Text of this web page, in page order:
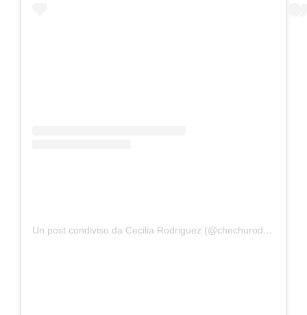
Un post condiviso da Cecilia Rodriguez (@chechurodriguez_real)